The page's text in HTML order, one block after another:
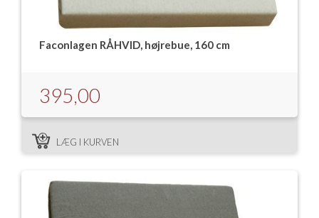
Faconlagen RÅHVID, højrebue, 160 cm
395,00
LÆG I KURVEN